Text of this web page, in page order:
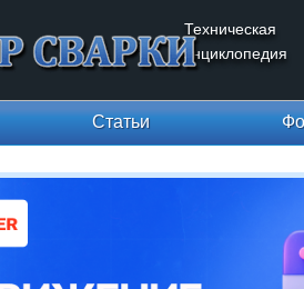
Техническая
энциклопедия
Статьи